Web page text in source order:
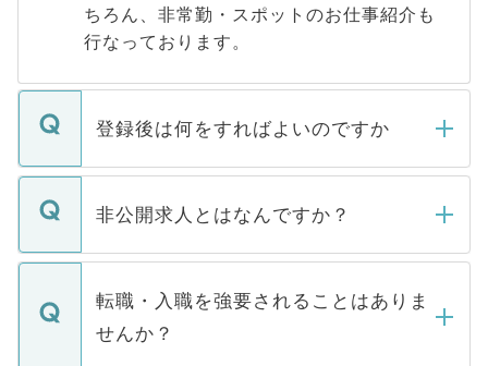
ちろん、非常勤・スポットのお仕事紹介も
行なっております。
登録後は何をすればよいのですか
ご登録いただきましたら、弊社担当者がご
登録内容を確認し、その後メールもしくは
ます。通常、5営業日以内にはご連絡をせて
いただきますので、しばらくお待ちくださ
非公開求人とはなんですか？
マイナビDOCTORで取り扱っている求人の
うち約3割は、Webサイトからご覧いただ
けない「非公開求人」です。非公開求人は
下記の理由によって、一般には公開してい
転職・入職を強要されることはありま
せんか？